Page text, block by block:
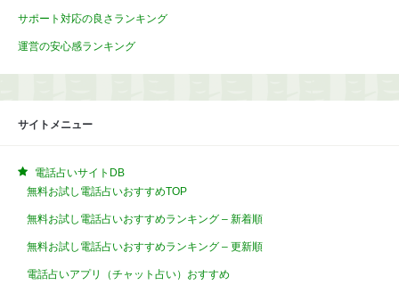
サポート対応の良さランキング
運営の安心感ランキング
サイトメニュー
電話占いサイトDB
無料お試し電話占いおすすめTOP
無料お試し電話占いおすすめランキング – 新着順
無料お試し電話占いおすすめランキング – 更新順
電話占いアプリ（チャット占い）おすすめ